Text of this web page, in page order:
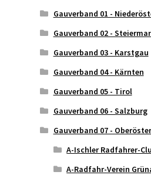
Gauverband 01 -
Gauverband 02 -
Gauverband 03 - Karstgau
Gauverband 04 - Kärnten
Gauverband 05 - Tirol
Gauverband 06 - Salzburg
Gauverband 07 -
A-Ischler Radfahrer-
A-Radfahr-Verein